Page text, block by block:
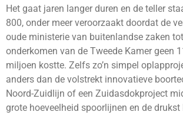
Het gaat jaren langer duren en de teller
800, onder meer veroorzaakt doordat de
oude ministerie van buitenlandse zaken
onderkomen van de Tweede Kamer geen
miljoen kostte. Zelfs zo’n simpel
anders dan de volstrekt innovatieve
Noord-Zuidlijn of een Zuidasdokproject
grote hoeveelheid spoorlijnen en de drukst